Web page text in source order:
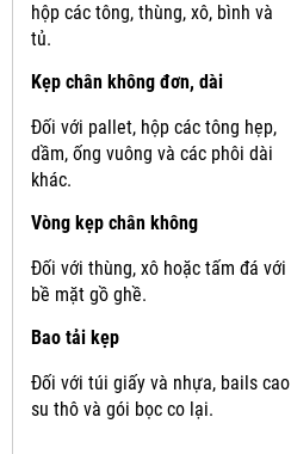
hộp các tông, thùng, xô, bình và
tủ.
Kẹp chân không đơn, dài
Đối với pallet, hộp các tông hẹp,
dầm, ống vuông và các phôi dài
khác.
Vòng kẹp chân không
Đối với thùng, xô hoặc tấm đá với
bề mặt gồ ghề.
Bao tải kẹp
Đối với túi giấy và nhựa, bails cao
su thô và gói bọc co lại.